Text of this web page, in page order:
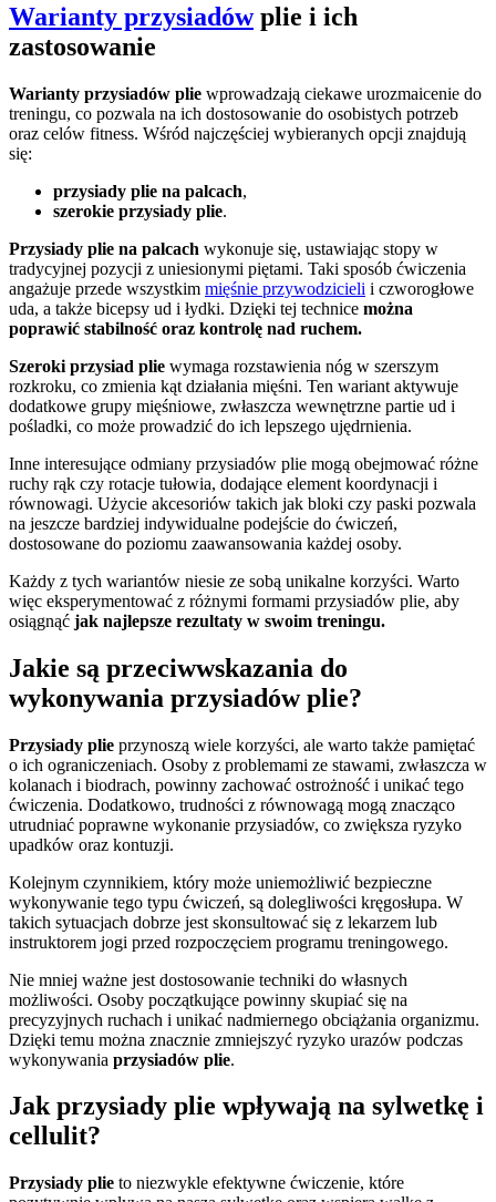
Warianty przysiadówplie i ich
zastosowanie
Warianty przysiadów plie wprowadzają ciekawe urozmaicenie do
treningu, co pozwala na ich dostosowanie do osobistych potrzeb
oraz celów fitness. Wśród najczęściej wybieranych opcji znajdują
się:
przysiady plie na palcach,
szerokie przysiady plie.
Przysiady plie na palcach wykonuje się, ustawiając stopy w
tradycyjnej pozycji z uniesionymi piętami. Taki sposób ćwiczenia
angażuje przede wszystkim mięśnie przywodzicieli i czworogłowe
uda, a także bicepsy ud i łydki. Dzięki tej technice można
poprawić stabilność oraz kontrolę nad ruchem.
Szeroki przysiad plie wymaga rozstawienia nóg w szerszym
rozkroku, co zmienia kąt działania mięśni. Ten wariant aktywuje
dodatkowe grupy mięśniowe, zwłaszcza wewnętrzne partie ud i
pośladki, co może prowadzić do ich lepszego ujędrnienia.
Inne interesujące odmiany przysiadów plie mogą obejmować różne
ruchy rąk czy rotacje tułowia, dodające element koordynacji i
równowagi. Użycie akcesoriów takich jak bloki czy paski pozwala
na jeszcze bardziej indywidualne podejście do ćwiczeń,
dostosowane do poziomu zaawansowania każdej osoby.
Każdy z tych wariantów niesie ze sobą unikalne korzyści. Warto
więc eksperymentować z różnymi formami przysiadów plie, aby
osiągnąć jak najlepsze rezultaty w swoim treningu.
Jakie są przeciwwskazania do
wykonywania przysiadów plie?
Przysiady plie przynoszą wiele korzyści, ale warto także pamiętać
o ich ograniczeniach. Osoby z problemami ze stawami, zwłaszcza w
kolanach i biodrach, powinny zachować ostrożność i unikać tego
ćwiczenia. Dodatkowo, trudności z równowagą mogą znacząco
utrudniać poprawne wykonanie przysiadów, co zwiększa ryzyko
upadków oraz kontuzji.
Kolejnym czynnikiem, który może uniemożliwić bezpieczne
wykonywanie tego typu ćwiczeń, są dolegliwości kręgosłupa. W
takich sytuacjach dobrze jest skonsultować się z lekarzem lub
instruktorem jogi przed rozpoczęciem programu treningowego.
Nie mniej ważne jest dostosowanie techniki do własnych
możliwości. Osoby początkujące powinny skupiać się na
precyzyjnych ruchach i unikać nadmiernego obciążania organizmu.
Dzięki temu można znacznie zmniejszyć ryzyko urazów podczas
wykonywania przysiadów plie.
Jak przysiady plie wpływają na sylwetkę i
cellulit?
Przysiady plie to niezwykle efektywne ćwiczenie, które